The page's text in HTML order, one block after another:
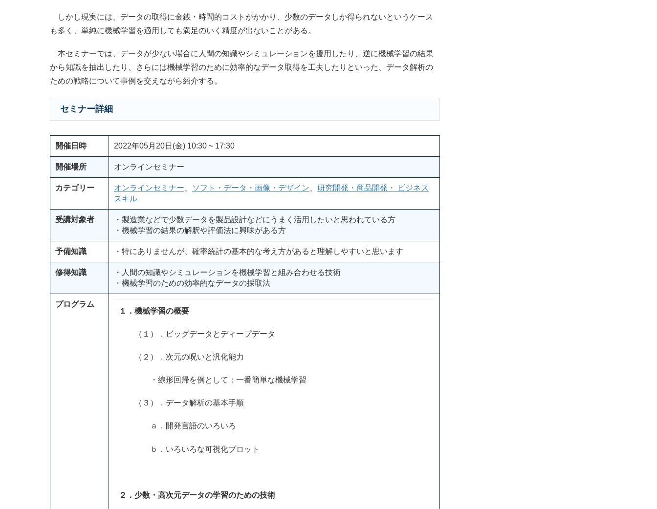
しかし現実には、データの取得に金銭・時間的コストがかかり、少数のデータしか得られないというケース
も多く、単純に機械学習を適用しても満足のいく精度が出ないことがある。
本セミナーでは、データが少ない場合に人間の知識やシミュレーションを援用したり、逆に機械学習の結果
から知識を抽出したり、さらには機械学習のために効率的なデータ取得を工夫したりといった、データ解析の
ための戦略について事例を交えながら紹介する。
セミナー詳細
開催日時 2022年05月20日(金) 10:30 ~ 17:30
開催場所 オンラインセミナー
カテゴリー オンラインセミナー ソフト・データ・画像・デザイン
研究開発・商品開発・ ビジネス
スキル
受講対象者
・製造業などで少数データを製品設計などにうまく活用したいと思われている方
・機械学習の結果の解釈や評価法に興味がある方
予備知識 ・特にありませんが、確率統計の基本的な考え方があると理解しやすいと思います
修得知識
・人間の知識やシミュレーションを機械学習と組み合わせる技術
・機械学習のための効率的なデータの採取法
プログラム
１．機械学習の概要
（１）．ビッグデータとディープデータ
（２）．次元の呪いと汎化能力
・線形回帰を例として：一番簡単な機械学習
（３）．データ解析の基本手順
ａ．開発言語のいろいろ
ｂ．いろいろな可視化プロット
２．少数・高次元データの学習のための技術